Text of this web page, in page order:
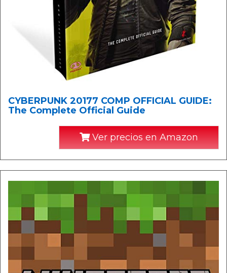
CYBERPUNK 20177 COMP OFFICIAL GUIDE:
The Complete Official Guide
Ver precios en Amazon